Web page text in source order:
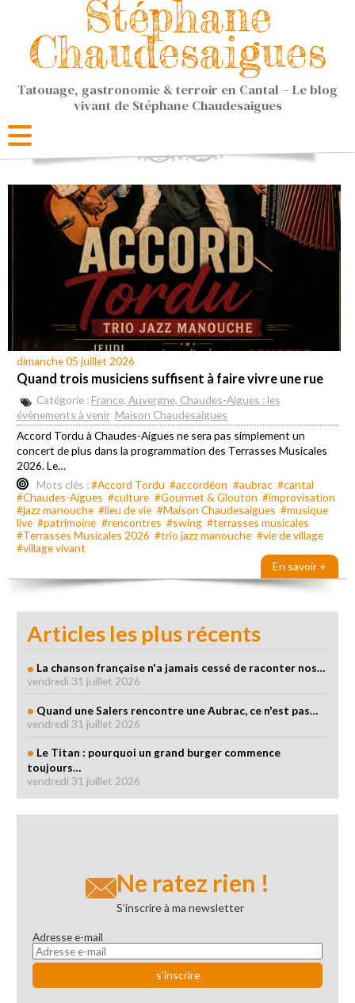
Stéphane
Chaudesaigues
Tatouage, gastronomie & terroir en Cantal – Le blog
vivant de Stéphane Chaudesaigues
dimanche 05 juillet 2026
Quand trois musiciens suffisent à faire vivre une rue
Catégorie : France, Auvergne, Chaudes-Aigues : les
évènements à venir Maison Chaudesaigues
Accord Tordu à Chaudes-Aigues ne sera pas simplement un
concert de plus dans la programmation des Terrasses Musicales
2026. Le…
Mots clés :#Accord Tordu #accordéon #aubrac #cantal
#Chaudes-Aigues #culture #Gourmet & Glouton #improvisation
#jazz manouche #lieu de vie #Maison Chaudesaigues #musique
live #patrimoine #rencontres #swing #terrasses musicales
#Terrasses Musicales 2026 #trio jazz manouche #vie de village
#village vivant
En savoir +
Articles les plus récents
La chanson française n'a jamais cessé de raconter nos…
vendredi 31 juillet 2026
Quand une Salers rencontre une Aubrac, ce n'est pas…
vendredi 31 juillet 2026
Le Titan : pourquoi un grand burger commence
toujours…
vendredi 31 juillet 2026
Ne ratez rien !
S’inscrire à ma newsletter
Adresse e-mail